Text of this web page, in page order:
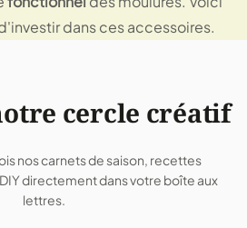
dans ces accessoires.
cercle créatif
nos carnets de saison, recettes
directement dans votre boîte aux
lettres.